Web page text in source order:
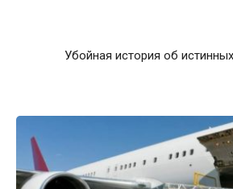
Убойная история об